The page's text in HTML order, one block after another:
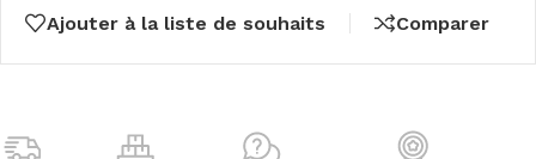
Ajouter à la liste de souhaits Comparer